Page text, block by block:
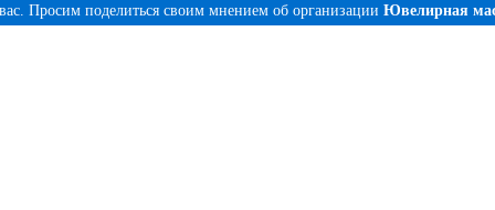
Просим поделиться своим мнением об организации Ювелирная